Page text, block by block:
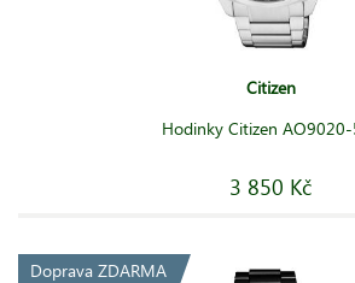
Citizen
Hodinky Citizen AO9020-
3 850 Kč
Doprava ZDARMA